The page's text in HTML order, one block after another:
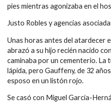
pies mientras agonizaba en el
Justo Robles y agencias
Unas horas antes del atardecer
abrazó a su hijo recién nacido
caminaba por un cementerio. La
lápida, pero Gauffeny, de 32
esposo en un listón rojo.
Se casó con Miguel García-